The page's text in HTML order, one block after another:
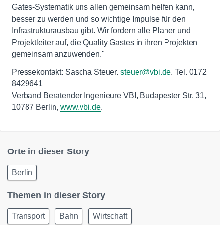
Gates-Systematik uns allen gemeinsam helfen kann,
besser zu werden und so wichtige Impulse für den
Infrastrukturausbau gibt. Wir fordern alle Planer und
Projektleiter auf, die Quality Gastes in ihren Projekten
gemeinsam anzuwenden."
Pressekontakt: Sascha Steuer, steuer@vbi.de, Tel. 0172
8429641
Verband Beratender Ingenieure VBI, Budapester Str. 31,
10787 Berlin, www.vbi.de.
Orte in dieser Story
Berlin
Themen in dieser Story
Transport Bahn Wirtschaft